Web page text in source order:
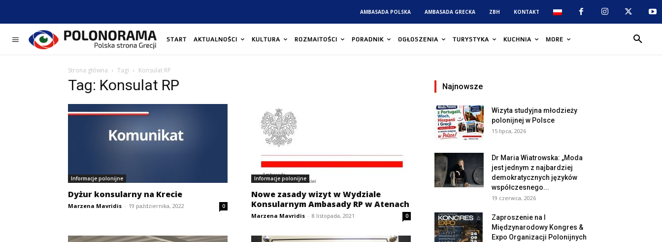
AMBASADA POLSKA AMBASADA GRECKA ZBH KONTAKT
START AKTUALNOŚCI KULTURA ROZMAITOŚCI PORADNIK OGŁOSZENIA TURYSTYKA KUCHNIA MORE
Strona główna Tagi Konsulat RP
Tag: Konsulat RP
Informacje polonijne
Dyżur konsularny na Krecie
Marzena Mavridis - 19 października, 2022 0
Informacje polonijne
Nowe zasady wizyt w Wydziale
Konsularnym Ambasady RP w Atenach
Marzena Mavridis - 8 listopada, 2021 0
Najnowsze
Wizyta studyjna młodzieży
polonijnej w Polsce
15 lipca, 2026
Dr Maria Wiatrowska: „Moda
jest jednym z najbardziej
demokratycznych języków
współczesnego...
19 czerwca, 2026
Zaproszenie na I
Międzynarodowy Kongres &
Expo Organizacji Polonijnych